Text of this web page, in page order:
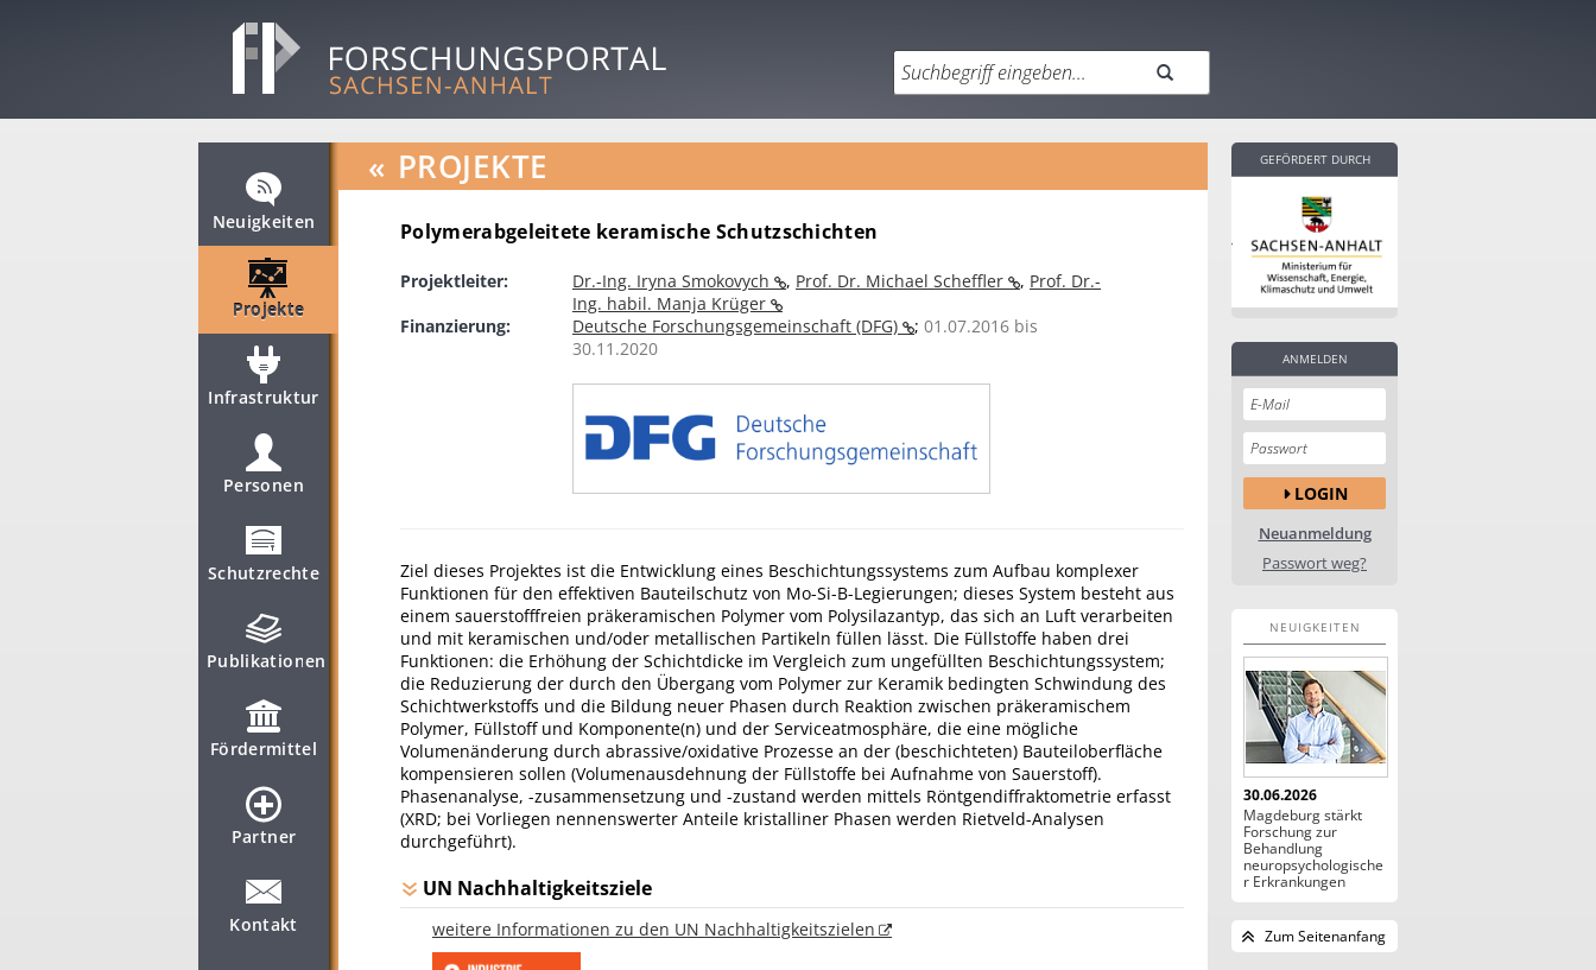
Neuigkeiten
Projekte
Infrastruktur
Personen
Schutzrechte
Publikationen
Fördermittel
Partner
Kontakt
« PROJEKTE
Polymerabgeleitete keramische Schutzschichten
Projektleiter: Dr.-Ing. Iryna Smokovych , Prof. Dr. Michael Scheffler , Prof. Dr.-
Ing. habil. Manja Krüger
Finanzierung:
Deutsche Forschungsgemeinschaft (DFG) ; 01.07.2016 bis
30.11.2020
Ziel dieses Projektes ist die Entwicklung eines Beschichtungssystems zum Aufbau komplexer
Funktionen für den effektiven Bauteilschutz von Mo-Si-B-Legierungen; dieses System besteht aus
einem sauerstofffreien präkeramischen Polymer vom Polysilazantyp, das sich an Luft verarbeiten
und mit keramischen und/oder metallischen Partikeln füllen lässt. Die Füllstoffe haben drei
Funktionen: die Erhöhung der Schichtdicke im Vergleich zum ungefüllten Beschichtungssystem;
die Reduzierung der durch den Übergang vom Polymer zur Keramik bedingten Schwindung des
Schichtwerkstoffs und die Bildung neuer Phasen durch Reaktion zwischen präkeramischem
Polymer, Füllstoff und Komponente(n) und der Serviceatmosphäre, die eine mögliche
Volumenänderung durch abrassive/oxidative Prozesse an der (beschichteten) Bauteiloberfläche
kompensieren sollen (Volumenausdehnung der Füllstoffe bei Aufnahme von Sauerstoff).
Phasenanalyse, -zusammensetzung und -zustand werden mittels Röntgendiffraktometrie erfasst
(XRD; bei Vorliegen nennenswerter Anteile kristalliner Phasen werden Rietveld-Analysen
durchgeführt).
UN Nachhaltigkeitsziele
weitere Informationen zu den UN Nachhaltigkeitszielen
GEFÖRDERT DURCH
ANMELDEN
LOGIN
Neuanmeldung
Passwort weg?
NEUIGKEITEN
30.06.2026
Magdeburg stärkt
Forschung zur
Behandlung
neuropsychologische
r Erkrankungen
Zum Seitenanfang